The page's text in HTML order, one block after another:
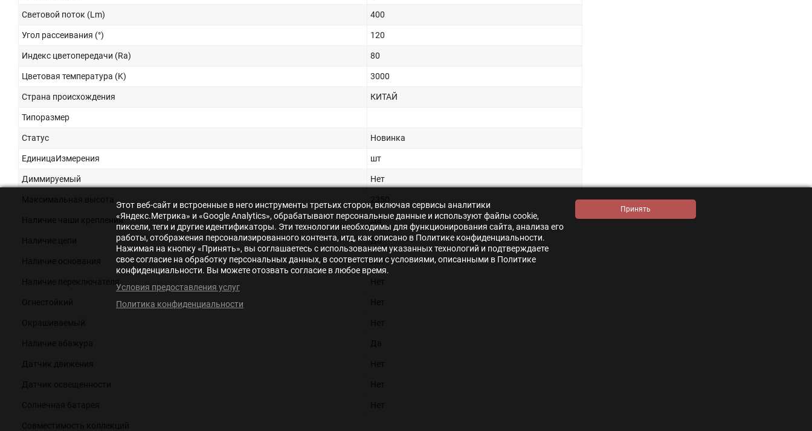
Световой поток (Lm) 400
Угол рассеивания (°) 120
Индекс цветопередачи (Ra) 80
Цветовая температура (K) 3000
Страна происхождения КИТАЙ
Типоразмер
Статус Новинка
ЕдиницаИзмерения шт
Диммируемый Нет
Наличие чаши крепления Да
Да
Нет
Этот веб-сайт и встроенные в него инструменты третьих сторон, включая сервисы аналитики
«Яндекс.Метрика» и «Google Analytics», обрабатывают персональные данные и используют файлы cookie,
пиксели, теги и другие идентификаторы. Эти технологии необходимы для функционирования сайта, анализа его
работы, отображения персонализированного контента, итд, как описано в Политике конфиденциальности.
Нажимая на кнопку «Принять», вы соглашаетесь с использованием указанных технологий и подтверждаете
свое согласие на обработку персональных данных, в соответствии с условиями, описанными в Политике
конфиденциальности. Вы можете отозвать согласие в любое время.
Условия предоставления услуг
Политика конфиденциальности